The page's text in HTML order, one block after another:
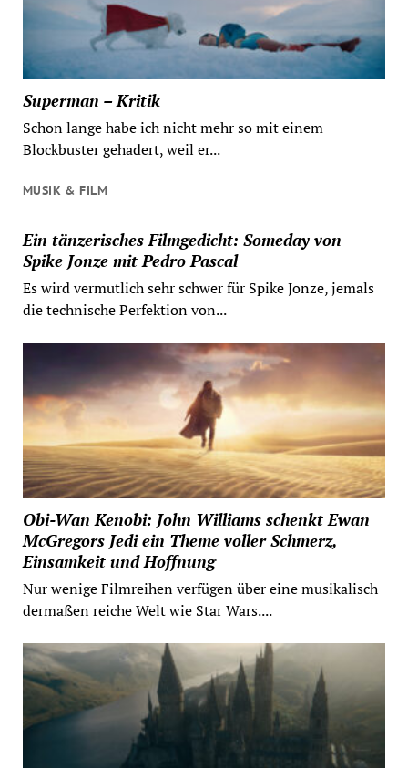
Superman – Kritik
Schon lange habe ich nicht mehr so mit einem
Blockbuster gehadert, weil er...
MUSIK & FILM
Ein tänzerisches Filmgedicht: Someday von
Spike Jonze mit Pedro Pascal
Es wird vermutlich sehr schwer für Spike Jonze, jemals
die technische Perfektion von...
Obi-Wan Kenobi: John Williams schenkt Ewan
McGregors Jedi ein Theme voller Schmerz,
Einsamkeit und Hoffnung
Nur wenige Filmreihen verfügen über eine musikalisch
dermaßen reiche Welt wie Star Wars....